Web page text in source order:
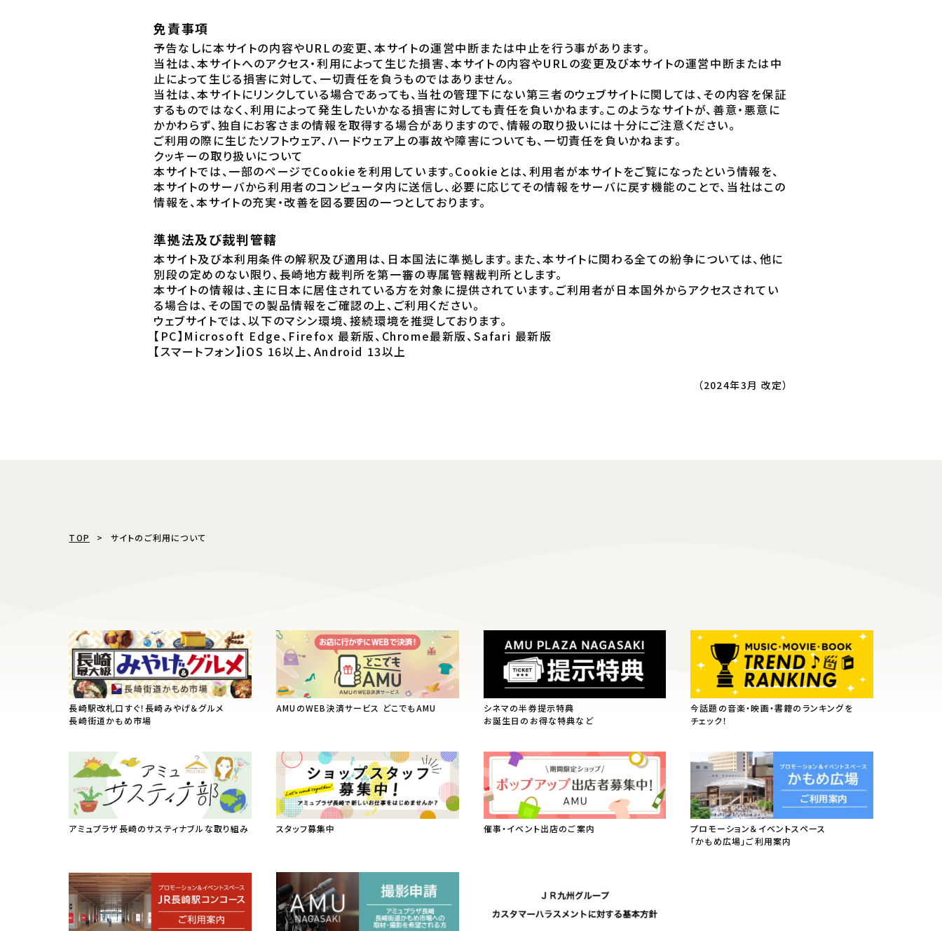
免責事項
予告なしに本サイトの内容やURLの変更、本サイトの運営中断または中止を行う事があります。
当社は、本サイトへのアクセス・利用によって生じた損害、本サイトの内容やURLの変更及び本サイトの運営中断または中
止によって生じる損害に対して、一切責任を負うものではありません。
当社は、本サイトにリンクしている場合であっても、当社の管理下にない第三者のウェブサイトに関しては、その内容を保証
するものではなく、利用によって発生したいかなる損害に対しても責任を負いかねます。このようなサイトが、善意・悪意に
かかわらず、独自にお客さまの情報を取得する場合がありますので、情報の取り扱いには十分にご注意ください。
ご利用の際に生じたソフトウェア、ハードウェア上の事故や障害についても、一切責任を負いかねます。
クッキーの取り扱いについて
本サイトでは、一部のページでCookieを利用しています。Cookieとは、利用者が本サイトをご覧になったという情報を、
本サイトのサーバから利用者のコンピュータ内に送信し、必要に応じてその情報をサーバに戻す機能のことで、当社はこの
情報を、本サイトの充実・改善を図る要因の一つとしております。
準拠法及び裁判管轄
本サイト及び本利用条件の解釈及び適用は、日本国法に準拠します。また、本サイトに関わる全ての紛争については、他に
別段の定めのない限り、長崎地方裁判所を第一審の専属管轄裁判所とします。
本サイトの情報は、主に日本に居住されている方を対象に提供されています。ご利用者が日本国外からアクセスされてい
る場合は、その国での製品情報をご確認の上、ご利用ください。
ウェブサイトでは、以下のマシン環境、接続環境を推奨しております。
【PC】Microsoft Edge、Firefox 最新版、Chrome最新版、Safari 最新版
【スマートフォン】iOS 16以上、Android 13以上
（2024年3月 改定）
TOP サイトのご利用について
長崎駅改札口すぐ！長崎みやげ＆グルメ
長崎街道かもめ市場
AMUのWEB決済サービス どこでもAMU
シネマの半券提示特典
お誕生日のお得な特典など
今話題の音楽・映画・書籍のランキングを
チェック！
アミュプラザ長崎のサスティナブルな取り組み スタッフ募集中 催事・イベント出店のご案内
プロモーション＆イベントスペース
「かもめ広場」ご利用案内